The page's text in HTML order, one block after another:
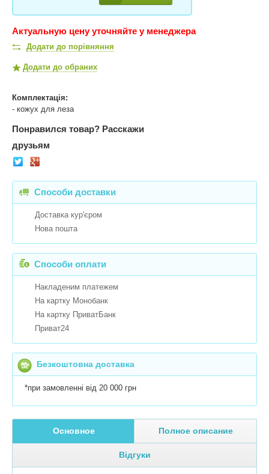
Актуальную цену уточняйте у менеджера
Додати до порівняння
Додати до обраних
Комплектація:
- кожух для леза
Понравился товар? Расскажи
друзьям
Способи доставки
Доставка кур'єром
Нова пошта
Способи оплати
Накладеним платежем
На картку Монобанк
На картку ПриватБанк
Приват24
Безкоштовна доставка
*при замовленні від 20 000 грн
Основное Полное описание
Відгуки